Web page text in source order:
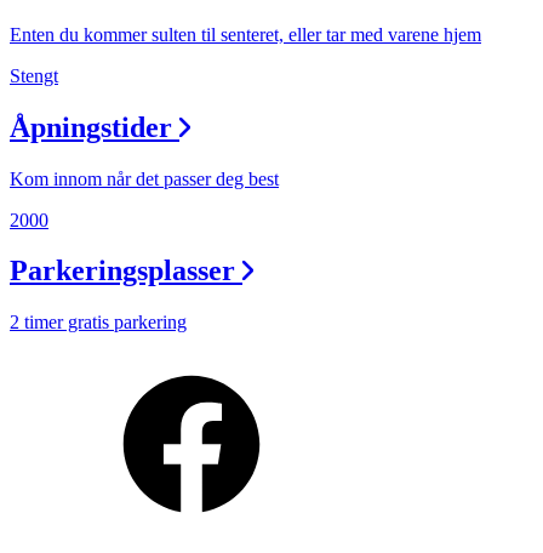
Enten du kommer sulten til senteret, eller tar med varene hjem
Stengt
Åpningstider
Kom innom når det passer deg best
2000
Parkeringsplasser
2 timer gratis parkering